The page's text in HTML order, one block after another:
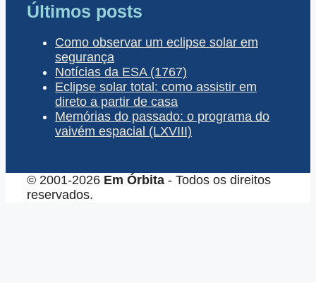
Últimos posts
Como observar um eclipse solar em
segurança
Notícias da ESA (1767)
Eclipse solar total: como assistir em
direto a partir de casa
Memórias do passado: o programa do
vaivém espacial (LXVIII)
© 2001-2026 Em Órbita - Todos os direitos
reservados.